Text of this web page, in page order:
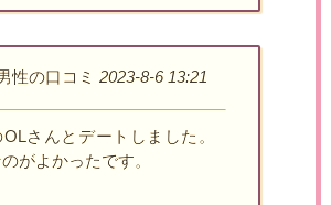
性の口コミ2023-8-6 13:21
さんとデートしました。
がよかったです。